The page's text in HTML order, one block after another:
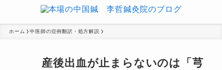
ホーム 中医師の症例翻訳・処方解説
産後出血が止まらないのは「芎